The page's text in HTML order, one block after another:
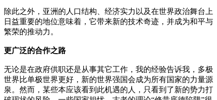
除此之外，亚洲的人口结构、经济实力以及在世界政治舞台上
日益重要的地位意味着，它带来新的技术奇迹，并成为和平与
繁荣的推动力。
更广泛的合作之路
无论是在政府供职还是从事其它工作，我的经验告诉我，多极
世界比单极世界更好，新的世界强国会成为所有国家的力量源
泉。然而，某些本应该看到此机遇的人，只看到了新的势力打